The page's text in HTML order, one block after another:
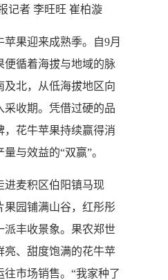
者 李旺旺 崔柏漩
果迎来成熟季。自9月
便循着海拔与地域的脉
及北，从低海拔地区向
采收期。凭借过硬的品
，花牛苹果持续赢得消
与效益的“双赢”。
麦积区伯阳镇马现
果园铺满山谷，红彤彤
派丰收景象。果农郑世
亮、甜度饱满的花牛苹
市场销售。“我家种了